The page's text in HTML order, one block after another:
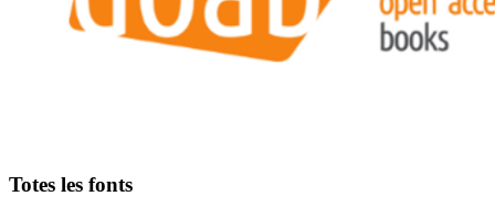
Totes les fonts